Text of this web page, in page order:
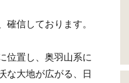
確信しております。
位置し、奥羽山系に
な大地が広がる、日